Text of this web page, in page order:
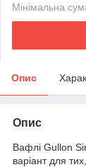
Мінімальна
Опис
Опис
Вафлі Gullon
варіант для